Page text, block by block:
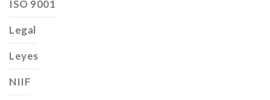
ISO 9001
Legal
Leyes
NIIF